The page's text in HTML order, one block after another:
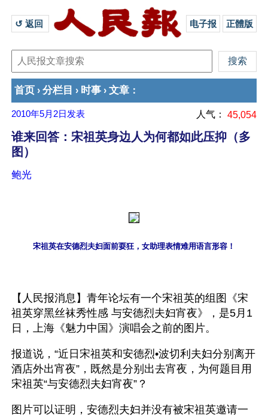
↺ 返回 电子报 正體版
首页 › 分栏目 › 时事 › 文章 ：
2010年5月2日 发表 人气： 45,054
谁来回答：宋祖英身边人为何都如此压抑（多
图）
鲍光
宋祖英在安德烈夫妇面前耍狂，女助理表情难用语言形容！
【人民报消息】青年论坛有一个宋祖英的组图《宋
祖英穿黑丝袜秀性感 与安德烈夫妇宵夜》，是5月1
日，上海《魅力中国》演唱会之前的图片。
报道说，“近日宋祖英和安德烈•波切利夫妇分别离开
酒店外出宵夜”，既然是分别出去宵夜，为何题目用
宋祖英“与安德烈夫妇宵夜”？
图片可以证明，安德烈夫妇并没有被宋祖英邀请一